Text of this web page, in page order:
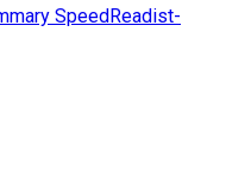
SpeedReadist-